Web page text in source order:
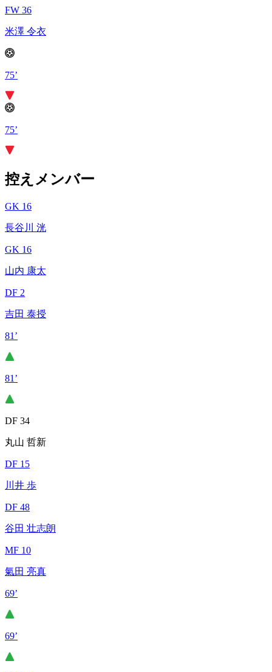
FW 36
米澤 令衣
75’
75’
控えメンバー
GK 16
長谷川 洸
GK 16
山内 康太
DF 2
吉田 泰授
81’
81’
DF 34
丸山 哲新
DF 15
川井 歩
DF 48
谷田 壮志朗
MF 10
氣田 亮真
69’
69’